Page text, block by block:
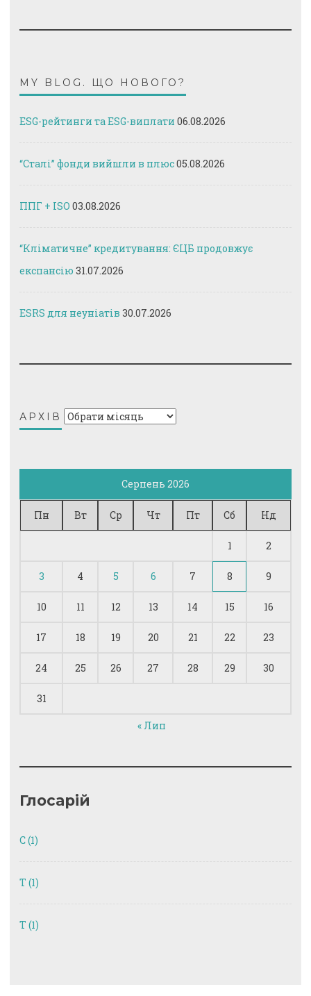
MY BLOG. ЩО НОВОГО?
ESG-рейтинги та ESG-виплати 06.08.2026
“Сталі” фонди вийшли в плюс05.08.2026
ППГ + ISO 03.08.2026
“Кліматичне” кредитування: ЄЦБ продовжує
експансію 31.07.2026
ESRS для неуніатів 30.07.2026
АРХІВ Архів
Серпень 2026
Пн Вт Ср Чт Пт Сб Нд
1 2
3 4 5 6 7 8 9
10 11 12 13 14 15 16
17 18 19 20 21 22 23
24 25 26 27 28 29 30
31
« Лип
Глосарій
C(1)
T (1)
Т (1)